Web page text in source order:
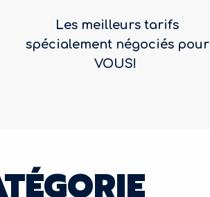
Les meilleurs tarifs
spécialement négociés pour
VOUS!